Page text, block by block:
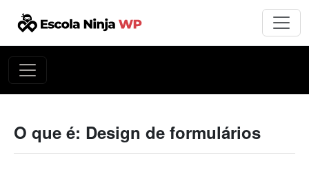
O que é: Design de formulários